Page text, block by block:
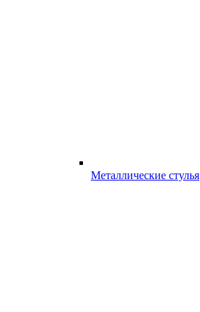
Металлические стулья